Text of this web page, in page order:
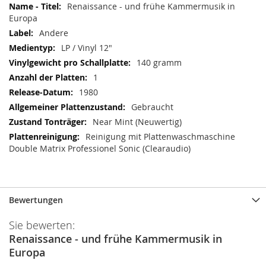
Renaissance - und frühe Kammermusik in
Europa
Andere
LP / Vinyl 12"
140 gramm
1
1980
Gebraucht
Near Mint (Neuwertig)
Reinigung mit Plattenwaschmaschine
Double Matrix Professionel Sonic (Clearaudio)
Bewertungen
Sie bewerten:
Renaissance - und frühe Kammermusik in
Europa